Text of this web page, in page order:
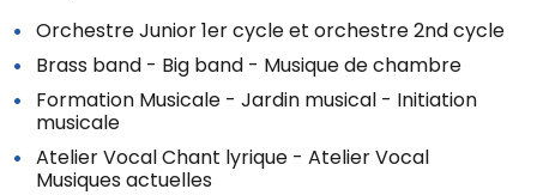
Orchestre Junior 1er cycle et orchestre 2nd cycle
Brass band - Big band - Musique de chambre
Formation Musicale - Jardin musical - Initiation
musicale
Atelier Vocal Chant lyrique - Atelier Vocal
Musiques actuelles